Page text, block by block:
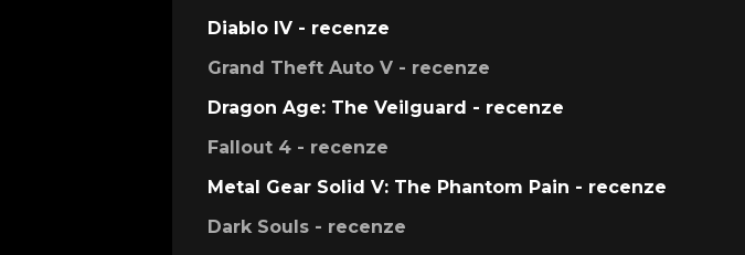
Diablo IV - recenze
Grand Theft Auto V - recenze
Dragon Age: The Veilguard - recenze
Fallout 4 - recenze
Metal Gear Solid V: The Phantom Pain - recenze
Dark Souls - recenze